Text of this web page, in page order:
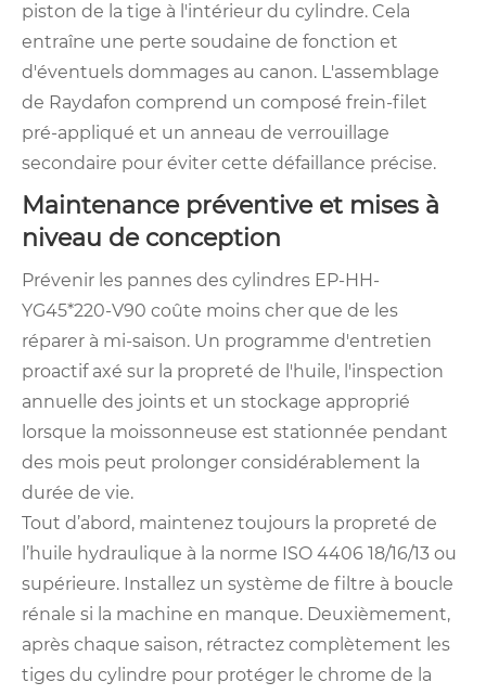
piston de la tige à l'intérieur du cylindre. Cela
entraîne une perte soudaine de fonction et
d'éventuels dommages au canon. L'assemblage
de Raydafon comprend un composé frein-filet
pré-appliqué et un anneau de verrouillage
secondaire pour éviter cette défaillance précise.
Maintenance préventive et mises à
niveau de conception
Prévenir les pannes des cylindres EP-HH-
YG45*220-V90 coûte moins cher que de les
réparer à mi-saison. Un programme d'entretien
proactif axé sur la propreté de l'huile, l'inspection
annuelle des joints et un stockage approprié
lorsque la moissonneuse est stationnée pendant
des mois peut prolonger considérablement la
durée de vie.
Tout d’abord, maintenez toujours la propreté de
l’huile hydraulique à la norme ISO 4406 18/16/13 ou
supérieure. Installez un système de filtre à boucle
rénale si la machine en manque. Deuxièmement,
après chaque saison, rétractez complètement les
tiges du cylindre pour protéger le chrome de la